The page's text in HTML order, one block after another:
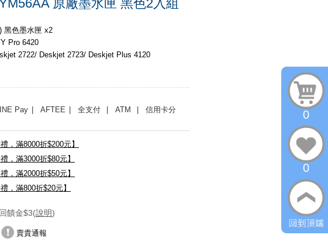
原廠墨水匣 黑色2入組
黑色墨水匣 x2
Pro 6420
2722/ Deskjet 2723/ Deskjet Plus 4120
Pay | AFTEE | 全支付 | ATM
| 信用卡分
，滿8000折$200元】
，滿3000折$80元】
，滿2000折$50元】
，滿800折$20元】
回饋金$3(說明)
賣貴通報
0
0